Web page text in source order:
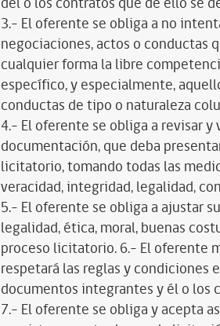
3.- El oferente se obliga a no
negociaciones, actos o conductas
cualquier forma la libre
específico, y especialmente,
conductas de tipo o naturaleza
4.- El oferente se obliga a revisar
documentación, que deba
licitatorio, tomando todas las
veracidad, integridad, legalidad,
5.- El oferente se obliga a ajustar
legalidad, ética, moral, buenas
proceso licitatorio. 6.- El oferente
respetará las reglas y condiciones
documentos integrantes y él o los
7.- El oferente se obliga y acepta